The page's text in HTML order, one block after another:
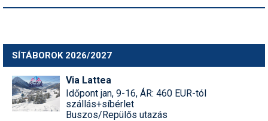
SÍTÁBOROK 2026/2027
Via Lattea
Időpont jan, 9-16, ÁR: 460 EUR-tól
szállás+síbérlet
Buszos/Repülős utazás